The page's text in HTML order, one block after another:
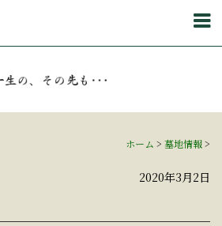
ホーム > 墓地情報>
2020年3月2日